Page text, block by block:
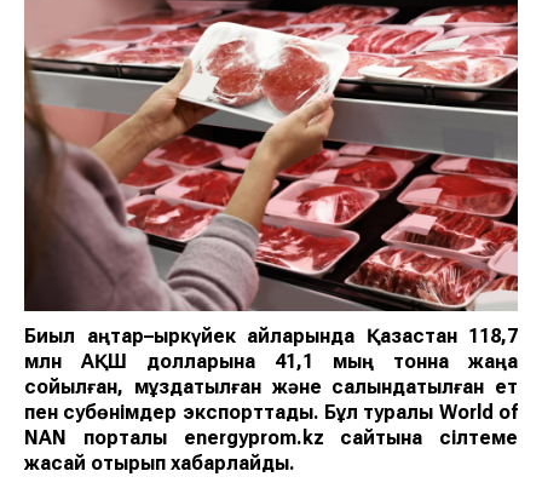
Биыл қаңтар–қыркүйек айларында Қазақстан 118,7
млн АҚШ долларына 41,1 мың тонна жаңа
сойылған, мұздатылған және салқындатылған ет
пен субөнімдер экспорттады. Бұл туралы World of
NAN порталы energyprom.kz сайтына сілтеме
жасай отырып хабарлайды.